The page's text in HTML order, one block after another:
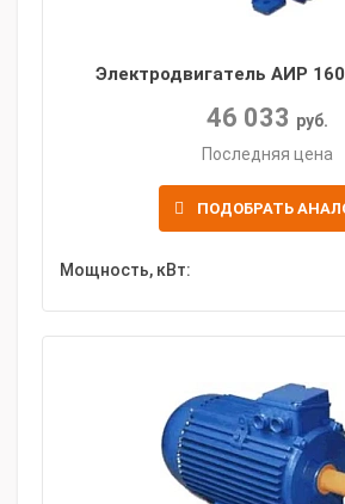
Электродвигатель АИР 160
46 033 руб.
Последняя цена
ПОДОБРАТЬ
Мощность, кВт: